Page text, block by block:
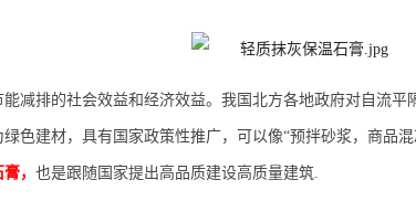
减排的社会效益和经济效益。我国北方各地政府对 自流平
绿色建材，具有国家政策性推广，可以像“预拌砂浆，商品
膏， 也是跟随国家提出高品质建设高质量建筑.